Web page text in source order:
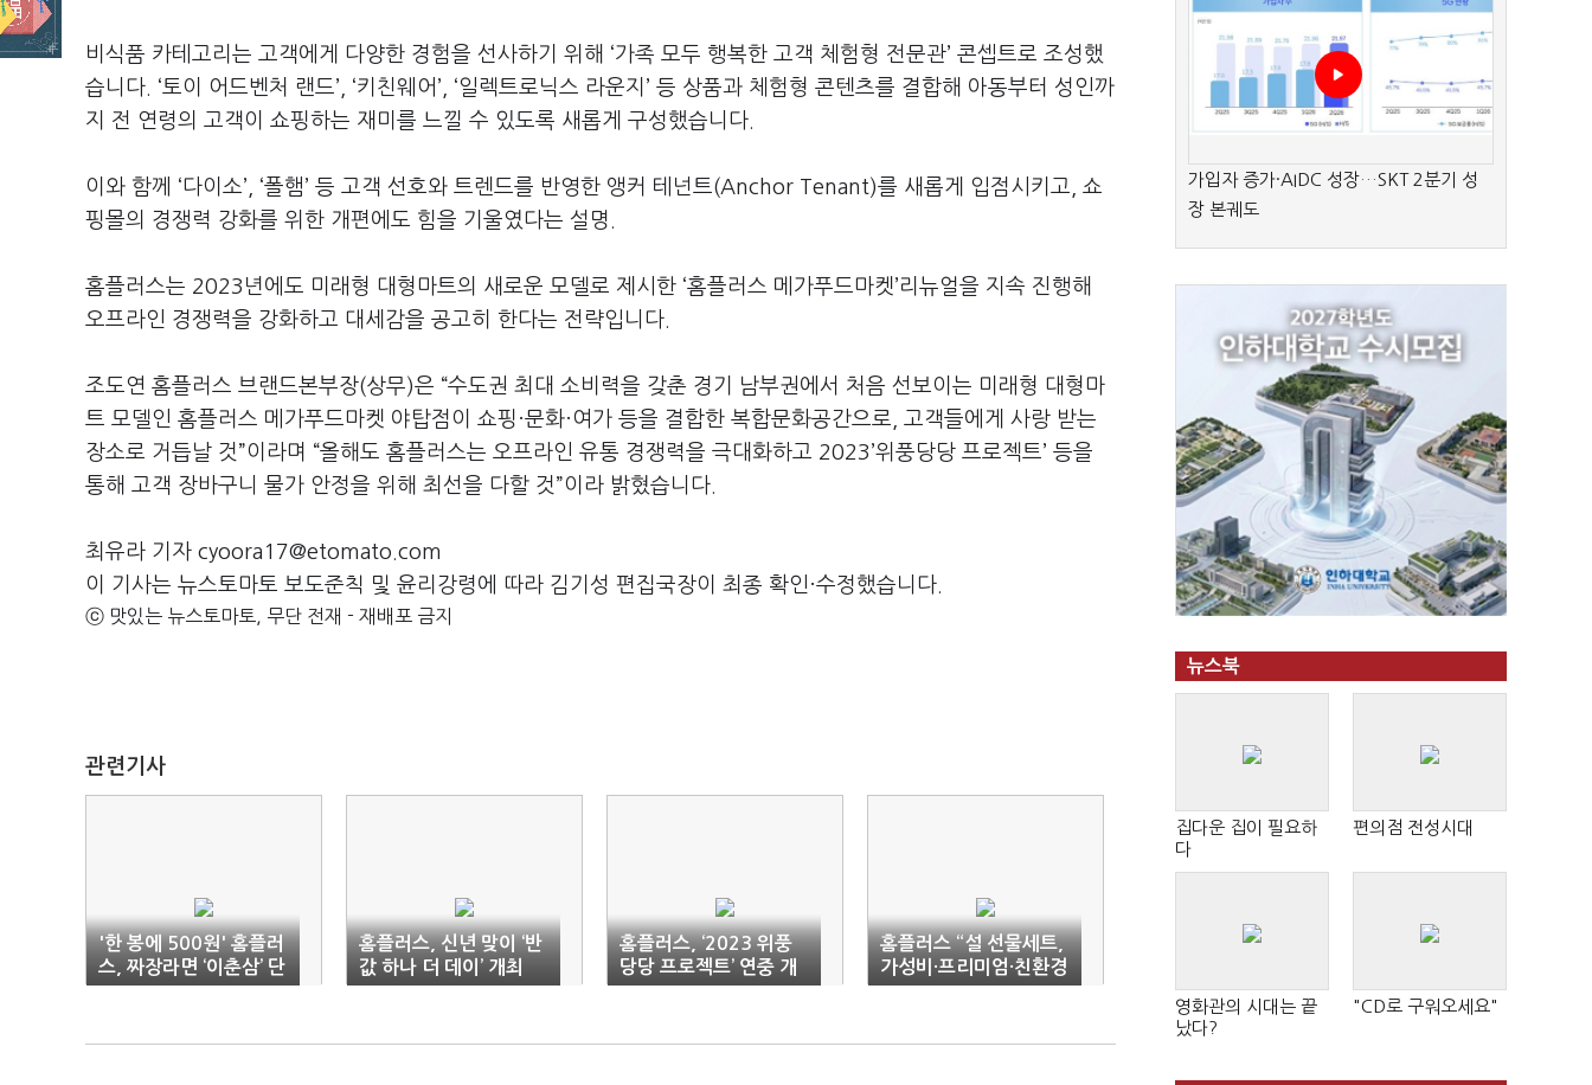
비식품 카테고리는 고객에게 다양한 경험을 선사하기 위해 ‘가족 모두 행복한 고객 체험형 전문관’ 콘셉트로 조성했
습니다. ‘토이 어드벤처 랜드’, ‘키친웨어’, ‘일렉트로닉스 라운지’ 등 상품과 체험형 콘텐츠를 결합해 아동부터 성인까
지 전 연령의 고객이 쇼핑하는 재미를 느낄 수 있도록 새롭게 구성했습니다.
이와 함께 ‘다이소’, ‘폴햄’ 등 고객 선호와 트렌드를 반영한 앵커 테넌트(Anchor Tenant)를 새롭게 입점시키고, 쇼
핑몰의 경쟁력 강화를 위한 개편에도 힘을 기울였다는 설명.
홈플러스는 2023년에도 미래형 대형마트의 새로운 모델로 제시한 ‘홈플러스 메가푸드마켓’리뉴얼을 지속 진행해
오프라인 경쟁력을 강화하고 대세감을 공고히 한다는 전략입니다.
조도연 홈플러스 브랜드본부장(상무)은 “수도권 최대 소비력을 갖춘 경기 남부권에서 처음 선보이는 미래형 대형마
트 모델인 홈플러스 메가푸드마켓 야탑점이 쇼핑·문화·여가 등을 결합한 복합문화공간으로, 고객들에게 사랑 받는
장소로 거듭날 것”이라며 “올해도 홈플러스는 오프라인 유통 경쟁력을 극대화하고 2023’위풍당당 프로젝트’ 등을
통해 고객 장바구니 물가 안정을 위해 최선을 다할 것”이라 밝혔습니다.
최유라 기자 cyoora17@etomato.com
이 기사는 뉴스토마토 보도준칙 및 윤리강령에 따라 김기성 편집국장이 최종 확인·수정했습니다.
ⓒ 맛있는 뉴스토마토, 무단 전재 - 재배포 금지
관련기사
'한 봉에 500원' 홈플러
스, 짜장라면 ‘이춘삼’ 단
독 출시
홈플러스, 신년 맞이 ‘반
값 하나 더 데이’ 개최
홈플러스, ‘2023 위풍
당당 프로젝트’ 연중 개
최 선언
홈플러스 “설 선물세트,
가성비·프리미엄·친환경
까지 다 챙겼다”
가입자 증가·AIDC 성장…SKT 2분기 성
장 본궤도
뉴스북
집다운 집이 필요하
다
편의점 전성시대
영화관의 시대는 끝
났다?
"CD로 구워오세요"